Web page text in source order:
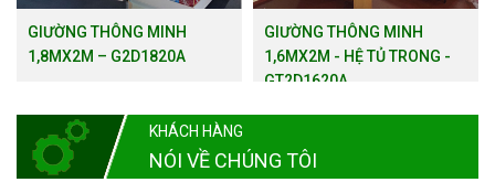
GIƯỜNG THÔNG MINH
1,8MX2M – G2D1820A
GIƯỜNG THÔNG MINH
1,6MX2M - HỆ TỦ TRONG -
GT2D1620A
KHÁCH HÀNG
NÓI VỀ CHÚNG TÔI